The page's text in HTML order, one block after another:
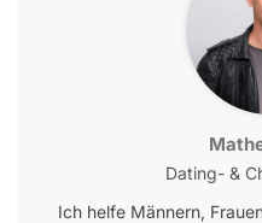
Dating- &
Ich helfe Männern,